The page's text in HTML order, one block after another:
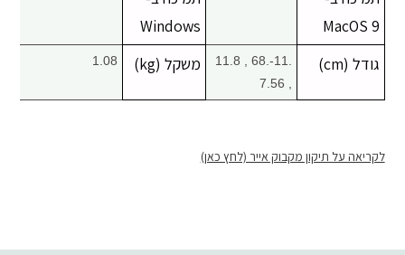
MacOS 9
Windows
גודל (cm)
.11-.68 , 11.8
משקל (kg) 1.08
לקריאה על תיקון מקבוק אייר (לחץ כאן)